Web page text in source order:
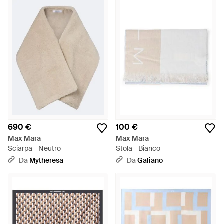
690 €
Max Mara
Sciarpa - Neutro
Da Mytheresa
100 €
Max Mara
Stola - Bianco
DaGaliano